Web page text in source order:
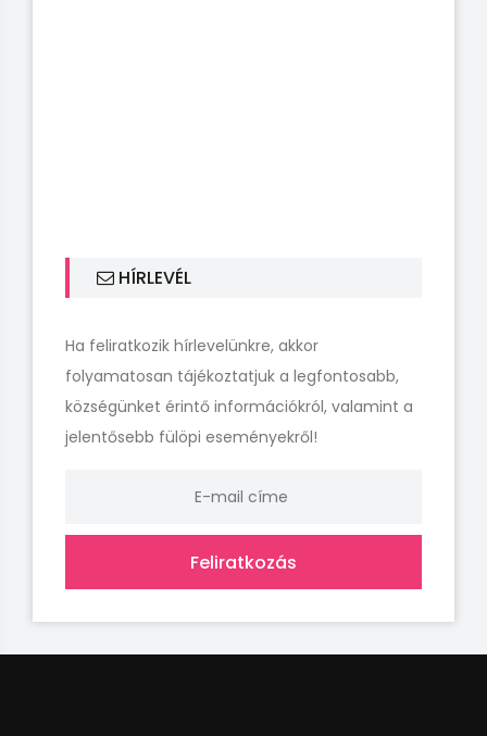
HÍRLEVÉL
Ha feliratkozik hírlevelünkre, akkor
folyamatosan tájékoztatjuk a legfontosabb,
községünket érintő információkról, valamint a
jelentősebb fülöpi eseményekről!
Feliratkozás